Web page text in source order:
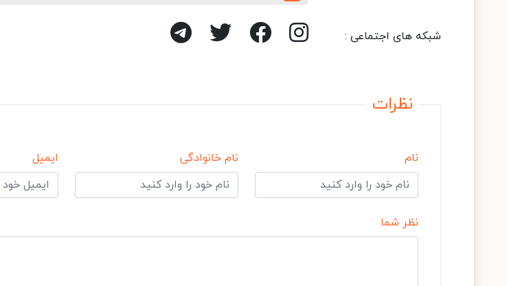
شبکه های اجتماعی :
نظرات
نام نام خانوادگی ایمیل
نظر شما